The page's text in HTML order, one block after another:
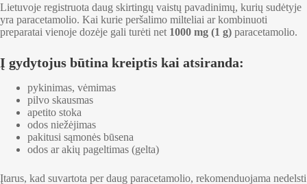
Lietuvoje registruota daug skirtingų vaistų pavadinimų, kurių sudėtyje
yra paracetamolio. Kai kurie peršalimo milteliai ar kombinuoti
preparatai vienoje dozėje gali turėti net 1000 mg (1 g) paracetamolio.
Į gydytojus būtina kreiptis kai atsiranda:
pykinimas, vėmimas
pilvo skausmas
apetito stoka
odos niežėjimas
pakitusi sąmonės būsena
odos ar akių pageltimas (gelta)
Įtarus, kad suvartota per daug paracetamolio, rekomenduojama nedelsti